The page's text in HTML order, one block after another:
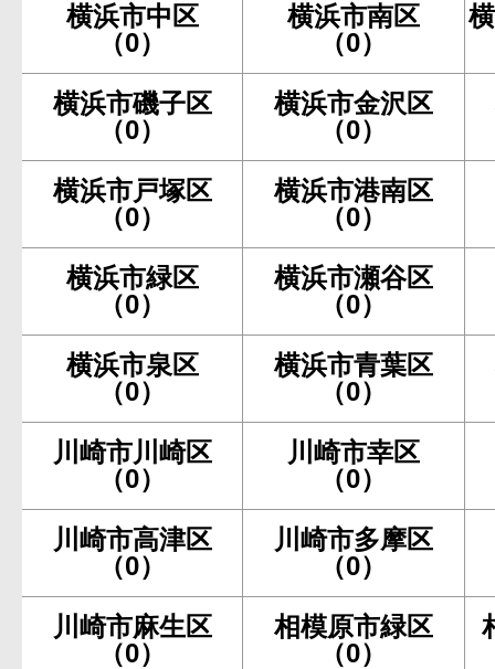
横浜市中区
（0）
横浜市南区
（0）
横浜市磯子区
（0）
横浜市金沢区
（0）
横浜市戸塚区
（0）
横浜市港南区
（0）
横浜市緑区
（0）
横浜市瀬谷区
（0）
横浜市泉区
（0）
横浜市青葉区
（0）
川崎市川崎区
（0）
川崎市幸区
（0）
川崎市高津区
（0）
川崎市多摩区
（0）
川崎市麻生区
（0）
相模原市緑区
（0）